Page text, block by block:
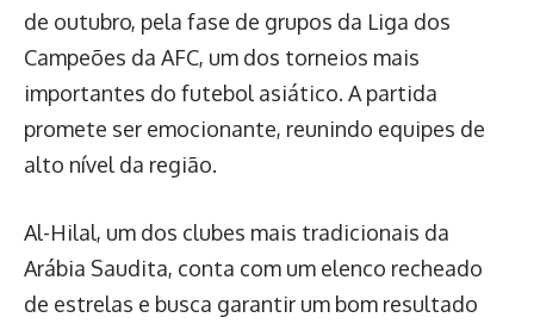
de outubro, pela fase de grupos da Liga dos
Campeões da AFC, um dos torneios mais
importantes do futebol asiático. A partida
promete ser emocionante, reunindo equipes de
alto nível da região.
Al-Hilal, um dos clubes mais tradicionais da
Arábia Saudita, conta com um elenco recheado
de estrelas e busca garantir um bom resultado